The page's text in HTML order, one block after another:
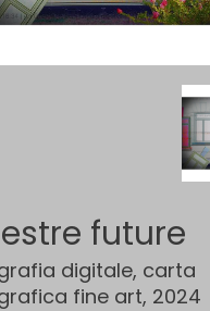
future
digitale, carta
fine art, 2024